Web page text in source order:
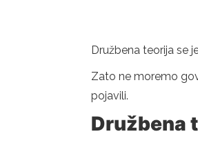
Družbena teorija se
Zato ne moremo
pojavili.
Družbena